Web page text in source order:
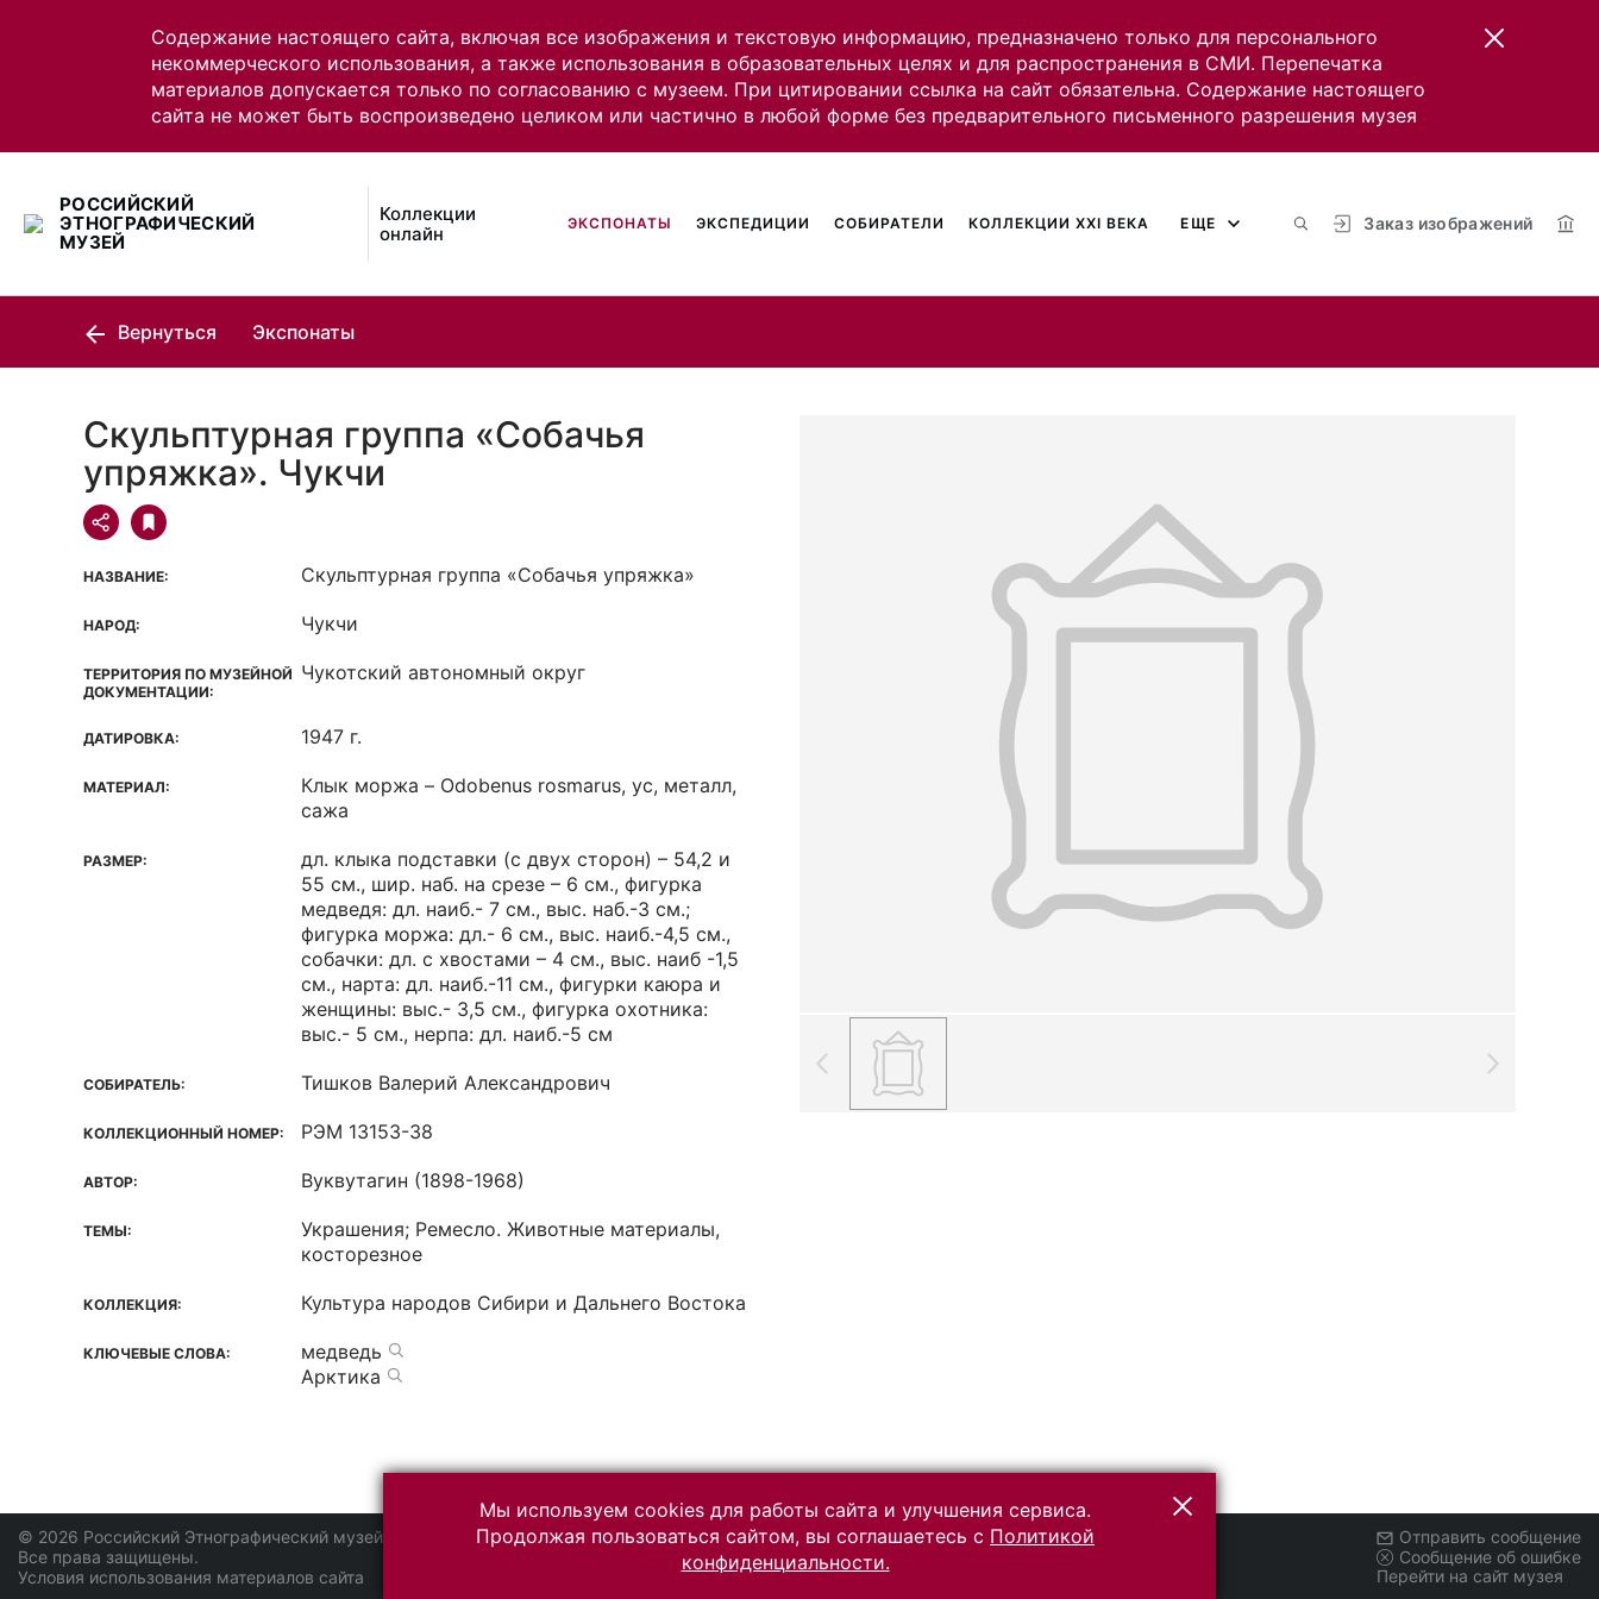
Содержание настоящего сайта, включая все изображения и текстовую информацию, предназначено только для персонального
некоммерческого использования, а также использования в образовательных целях и для распространения в СМИ. Перепечатка
материалов допускается только по согласованию с музеем. При цитировании ссылка на сайт обязательна. Содержание настоящего
сайта не может быть воспроизведено целиком или частично в любой форме без предварительного письменного разрешения музея
РОССИЙСКИЙ
ЭТНОГРАФИЧЕСКИЙ
МУЗЕЙ
Коллекции
онлайн
Заказ изображений
ЭКСПОНАТЫ ЭКСПЕДИЦИИ СОБИРАТЕЛИ КОЛЛЕКЦИИ XXI ВЕКА ЕЩЕ
Вернуться Экспонаты
Скульптурная группа «Собачья
упряжка». Чукчи
НАЗВАНИЕ: Скульптурная группа «Собачья упряжка»
НАРОД: Чукчи
ТЕРРИТОРИЯ ПО МУЗЕЙНОЙ
ДОКУМЕНТАЦИИ:
Чукотский автономный округ
ДАТИРОВКА: 1947 г.
МАТЕРИАЛ:
Клык моржа – Odobenus rosmarus, ус, металл,
сажа
РАЗМЕР:
дл. клыка подставки (с двух сторон) – 54,2 и
55 см., шир. наб. на срезе – 6 см., фигурка
медведя: дл. наиб.- 7 см., выс. наб.-3 см.;
фигурка моржа: дл.- 6 см., выс. наиб.-4,5 см.,
собачки: дл. с хвостами – 4 см., выс. наиб -1,5
см., нарта: дл. наиб.-11 см., фигурки каюра и
женщины: выс.- 3,5 см., фигурка охотника:
выс.- 5 см., нерпа: дл. наиб.-5 см
СОБИРАТЕЛЬ: Тишков Валерий Александрович
КОЛЛЕКЦИОННЫЙ НОМЕР: РЭМ 13153-38
АВТОР: Вуквутагин (1898-1968)
ТЕМЫ:
Украшения; Ремесло. Животные материалы,
косторезное
КОЛЛЕКЦИЯ: Культура народов Сибири и Дальнего Востока
КЛЮЧЕВЫЕ СЛОВА:
медведь
Арктика
© 2026 Российский Этнографический музей
Все права защищены.
Условия использования материалов сайта
Разработано на платформе
«Коллекция онлайн» (КАМИС)
Отправить сообщение
Сообщение об ошибке
Перейти на сайт музея
Мы используем cookies для работы сайта и улучшения сервиса.
Продолжая пользоваться сайтом, вы соглашаетесь с Политикой
конфиденциальности.